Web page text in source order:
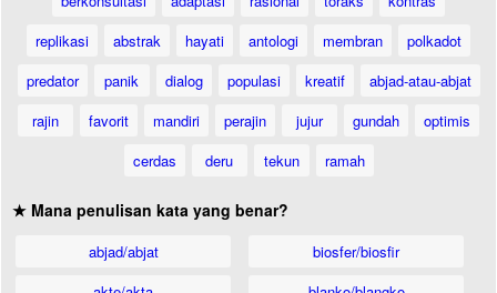
replikasi
abstrak hayati antologi membran
polkadot
predator
panik dialog populasi kreatif
abjad-atau-abjat
rajin
favorit mandiri perajin jujur gundah
optimis
cerdas
deru tekun ramah
★ Mana penulisan kata yang benar?
abjad/abjat
biosfer/biosfir